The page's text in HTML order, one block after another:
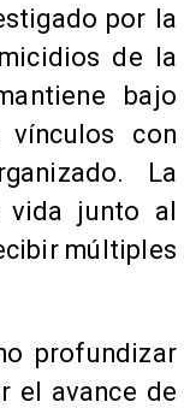
por la
de la
bajo
con
La
vida junto al
múltiples
profundizar
el avance de